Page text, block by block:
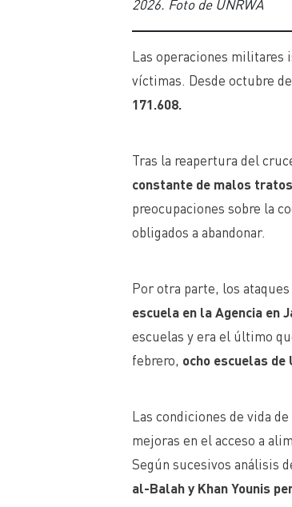
2026. Foto de UNRWA
Las operaciones militares
víctimas. Desde octubre
171.608.
Tras la reapertura del
constante de malos
preocupaciones sobre la
obligados a abandonar.
Por otra parte, los
escuela en la Agencia en
escuelas y era el último
febrero, ocho escuelas
Las condiciones de vida
mejoras en el acceso a
Según sucesivos análisis
al-Balah y Khan Younis